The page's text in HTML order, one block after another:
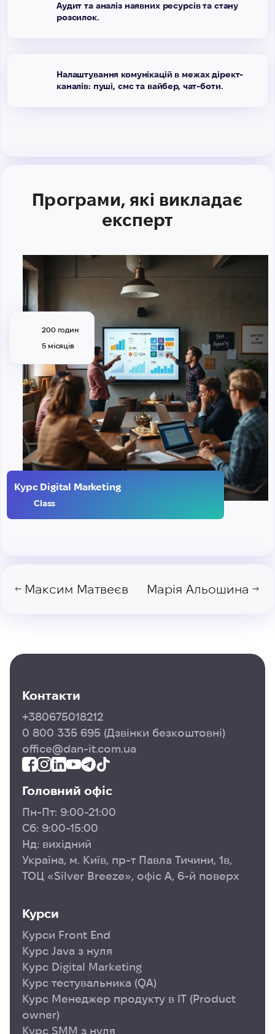
Аудит та аналіз наявних ресурсів та стану
розсилок.
Налаштування комунікацій в межах дірект-
каналів: пуші, смс та вайбер, чат-боти.
Програми, які викладає
експерт
200 годин
5 місяців
Курс Digital Marketing
Class
← Максим Матвеєв Марія Альошина →
Контакти
+380675018212
0 800 335 695 (Дзвінки безкоштовні)
office@dan-it.com.ua
Головний офіс
Пн-Пт: 9:00-21:00
Сб: 9:00-15:00
Нд: вихідний
Україна, м. Київ, пр-т Павла Тичини, 1в,
ТОЦ «Silver Breeze», офіс А, 6-й поверх
Курси
Курси Front End
Курс Java з нуля
Курс Digital Marketing
Курс тестувальника (QA)
Курс Менеджер продукту в ІТ (Product
owner)
Курс SMM з нуля